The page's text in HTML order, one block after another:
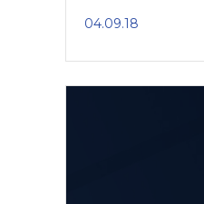
04.09.18